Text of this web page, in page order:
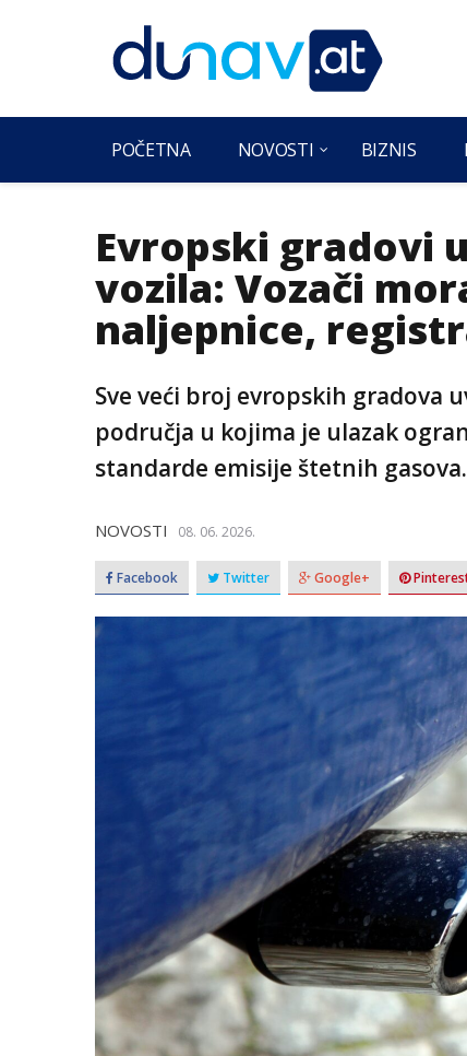
POČETNA NOVOSTI BIZNIS
Evropski gradovi
vozila: Vozači
naljepnice,
Sve veći broj evropskih gradova
područja u kojima je ulazak
standarde emisije štetnih gasova.
NOVOSTI 08. 06. 2026.
Facebook Twitter Google+